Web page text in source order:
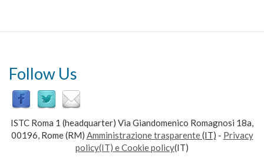
Follow Us
ISTC Roma 1 (headquarter) Via Giandomenico Romagnosi 18a,
00196, Rome (RM) Amministrazione trasparente(IT) - Privacy
policy(IT) e Cookie policy(IT)